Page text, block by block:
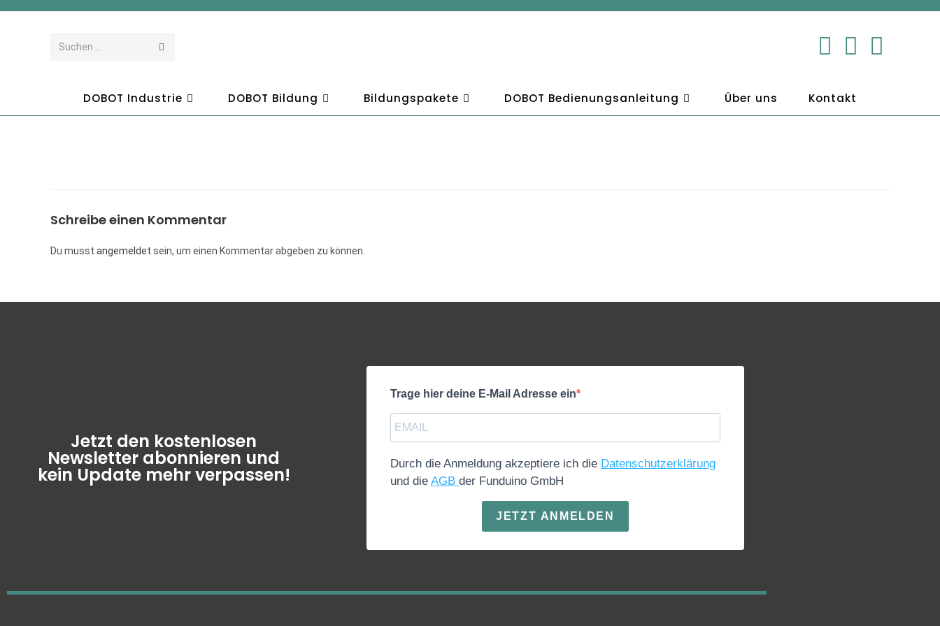
Suchen …
DOBOT Industrie DOBOT Bildung Bildungspakete DOBOT Bedienungsanleitung Über uns Kontakt
Schreibe einen Kommentar
Du musst angemeldet sein, um einen Kommentar abgeben zu können.
Jetzt den kostenlosen
Newsletter abonnieren und
kein Update mehr verpassen!
Trage hier deine E-Mail Adresse ein
Durch die Anmeldung akzeptiere ich die Datenschutzerklärung
und die AGB der Funduino GmbH
JETZT ANMELDEN